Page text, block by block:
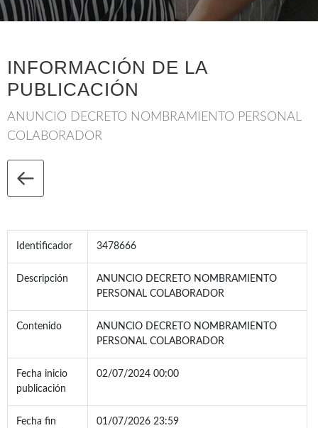
INFORMACIÓN DE LA
PUBLICACIÓN
ANUNCIO DECRETO NOMBRAMIENTO PERSONAL
COLABORADOR
Identificador 3478666
Descripción
ANUNCIO DECRETO NOMBRAMIENTO
PERSONAL COLABORADOR
Contenido
ANUNCIO DECRETO NOMBRAMIENTO
PERSONAL COLABORADOR
Fecha inicio
publicación
02/07/2024 00:00
Fecha fin
01/07/2026 23:59